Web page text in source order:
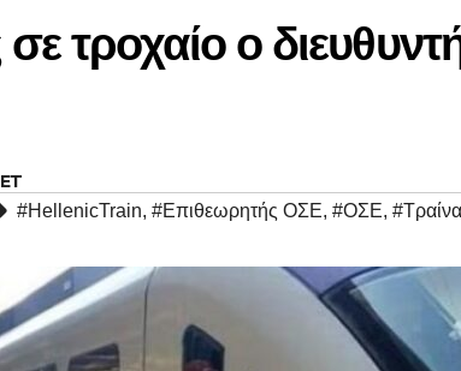
τροχαίο ο
#HellenicTrain, #Επιθεωρητής ΟΣΕ, #ΟΣΕ, #Τραίνα